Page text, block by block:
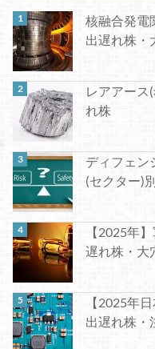
核融合発電
出遅れ株・
レアアース
れ株
ディフェン
(セクター)
【2025年
遅れ株・大
【2025年
出遅れ株・